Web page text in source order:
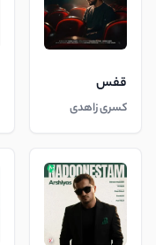
قفس
کسری زاهدی